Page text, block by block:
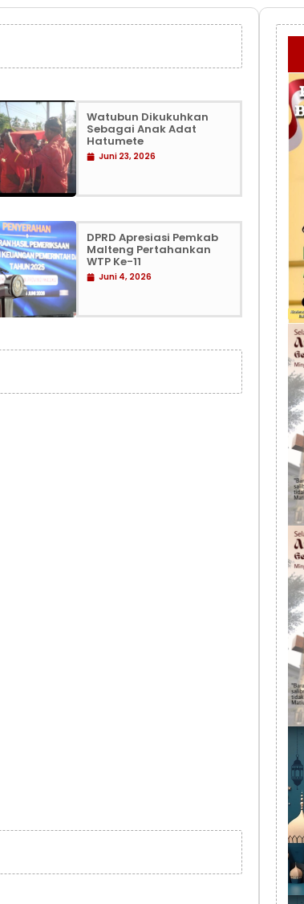
Watubun Dikukuhkan
Sebagai Anak Adat
Hatumete
Juni 23, 2026
DPRD Apresiasi Pemkab
Malteng Pertahankan
WTP Ke-11
Juni 4, 2026